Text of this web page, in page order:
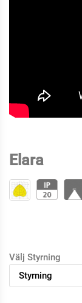
Elara
Välj Styrning